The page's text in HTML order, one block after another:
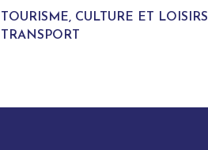
TOURISME, CULTURE ET LOISIRS
TRANSPORT